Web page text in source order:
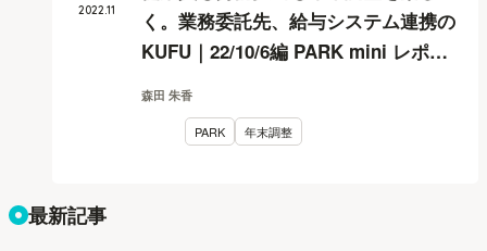
く。業務委託先、給与システム連携の
KUFU｜22/10/6編 PARK mini レポー
森田 朱香
PARK 年末調整
2022.11
最新記事